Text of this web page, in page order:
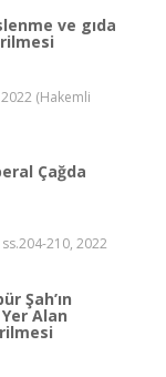
ve gıda
(Hakemli
Çağda
210, 2022
Şah’ın
Alan